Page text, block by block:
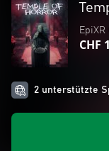
EpiXR
CHF
2 unterstützte